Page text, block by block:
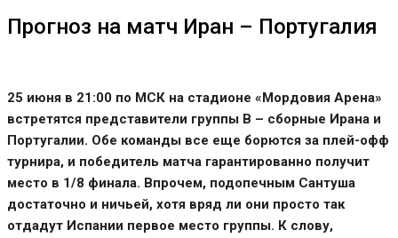
Прогноз на матч Иран – Португалия
25 июня в 21:00 по МСК на стадионе «Мордовия Арена»
встретятся представители группы B – сборные Ирана и
Португалии. Обе команды все еще борются за плей-офф
турнира, и победитель матча гарантированно получит
место в 1/8 финала. Впрочем, подопечным Сантуша
достаточно и ничьей, хотя вряд ли они просто так
отдадут Испании первое место группы. К слову,